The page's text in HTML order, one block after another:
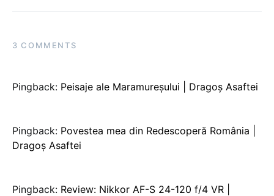
3 COMMENTS
Pingback: Peisaje ale Maramureșului | Dragoş Asaftei
Pingback: Povestea mea din Redescoperă România |
Dragoş Asaftei
Pingback: Review: Nikkor AF-S 24-120 f/4 VR |